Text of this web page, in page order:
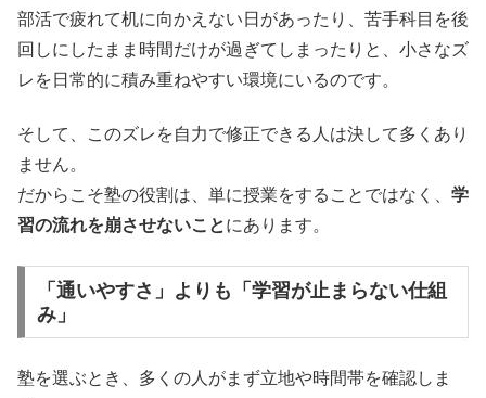
部活で疲れて机に向かえない日があったり、苦手科目を後
回しにしたまま時間だけが過ぎてしまったりと、小さなズ
レを日常的に積み重ねやすい環境にいるのです。
そして、このズレを自力で修正できる人は決して多くあり
ません。
だからこそ塾の役割は、単に授業をすることではなく、 学
習の流れを崩させないことにあります。
「通いやすさ」よりも「学習が止まらない仕組
み」
塾を選ぶとき、多くの人がまず立地や時間帯を確認しま